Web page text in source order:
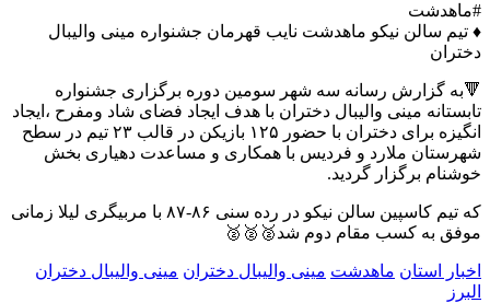
#ماهدشت
♦️ تیم سالن نیکو ماهدشت نایب قهرمان جشنواره مینی والیبال
دختران
🔻به گزارش رسانه سه شهر سومین دوره برگزاری جشنواره
تابستانه مینی والیبال دختران با هدف ایجاد فضای شاد ومفرح ،ایجاد
انگیزه برای دختران با حضور ۱۲۵ بازیکن در قالب ۲۳ تیم در سطح
شهرستان ملارد و فردیس با همکاری و مساعدت دهیاری بخش
خوشنام برگزار گردید.
که تیم کاسپین سالن نیکو در رده سنی ۸۶-۸۷ با مربیگری لیلا زمانی
موفق به کسب مقام دوم شد🥈🥈🥈
اخبار استان ماهدشت مینی والیبال دختران مینی والیبال دختران
البرز